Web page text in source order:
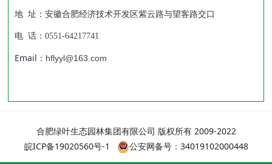
地 址：安徽合肥经济技术开发区紫云路与望客路交口
电 话：0551-64217741
Email： hflyyl@163.com
合肥绿叶生态园林集团有限公司 版权所有 2009-2022
皖ICP备19020560号-1
公安网备号：34019102000448